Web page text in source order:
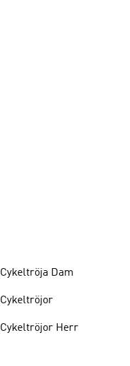
Cykeltröja Dam
Cykeltröjor
Cykeltröjor Herr